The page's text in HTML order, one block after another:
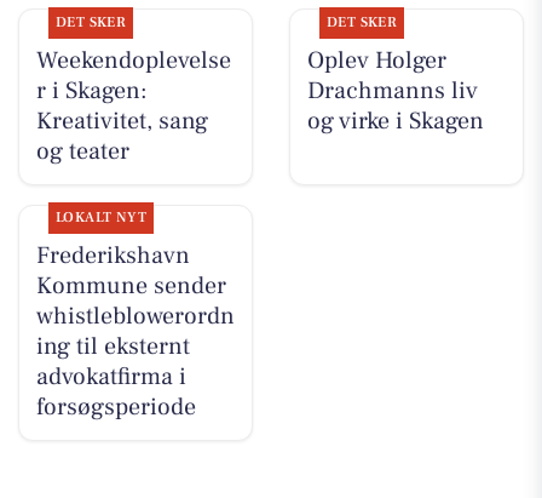
DET SKER
Weekendoplevelse
r i Skagen:
Kreativitet, sang
og teater
DET SKER
Oplev Holger
Drachmanns liv
og virke i Skagen
LOKALT NYT
Frederikshavn
Kommune sender
whistleblowerordn
ing til eksternt
advokatfirma i
forsøgsperiode